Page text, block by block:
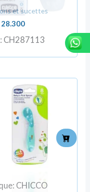
et sucettes
28.300
CH287113
CHICCO